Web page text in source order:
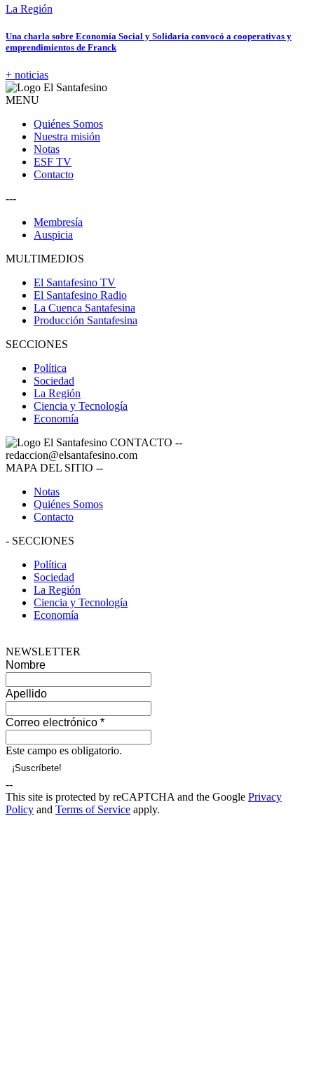
La Región
Una charla sobre Economía Social y Solidaria convocó a cooperativas y
emprendimientos de Franck
+ noticias
MENU
Quiénes Somos
Nuestra misión
Notas
ESF TV
Contacto
---
Membresía
Auspicia
MULTIMEDIOS
El Santafesino TV
El Santafesino Radio
La Cuenca Santafesina
Producción Santafesina
SECCIONES
Política
Sociedad
La Región
Ciencia y Tecnología
Economía
CONTACTO --
redaccion@elsantafesino.com
MAPA DEL SITIO --
Notas
Quiénes Somos
Contacto
- SECCIONES
Política
Sociedad
La Región
Ciencia y Tecnología
Economía
NEWSLETTER
Nombre
Apellido
Correo electrónico *
Este campo es obligatorio.
--
This site is protected by reCAPTCHA and the Google Privacy
Policy and Terms of Service apply.